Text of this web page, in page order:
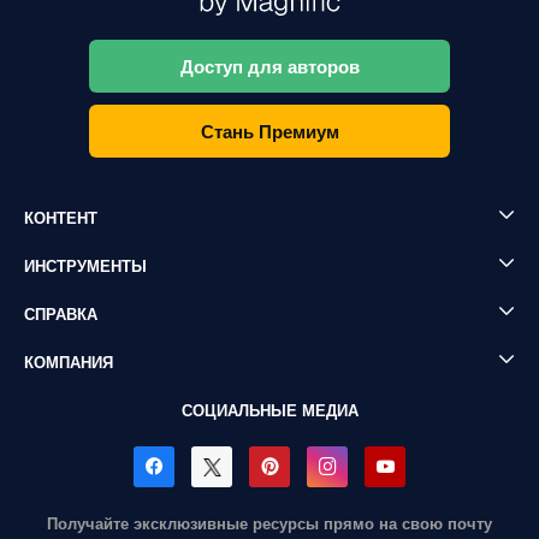
Доступ для авторов
Стань Премиум
КОНТЕНТ
ИНСТРУМЕНТЫ
СПРАВКА
КОМПАНИЯ
СОЦИАЛЬНЫЕ МЕДИА
Получайте эксклюзивные ресурсы прямо на свою почту